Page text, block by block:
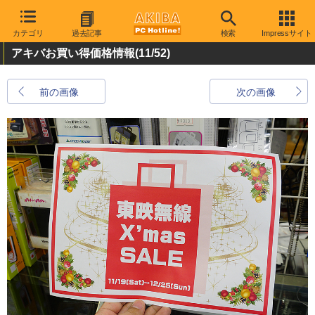
カテゴリ 過去記事 検索 Impressサイト
アキバお買い得価格情報(11/52)
前の画像 次の画像